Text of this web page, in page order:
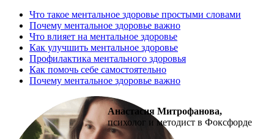
Что такое ментальное здоровье простыми словами
Почему ментальное здоровье важно
Что влияет на ментальное здоровье
Как улучшить ментальное здоровье
Профилактика ментального здоровья
Как помочь себе самостоятельно
Почему ментальное здоровье важно
Анастасия Митрофанова,
психолог и методист в Фоксфорде